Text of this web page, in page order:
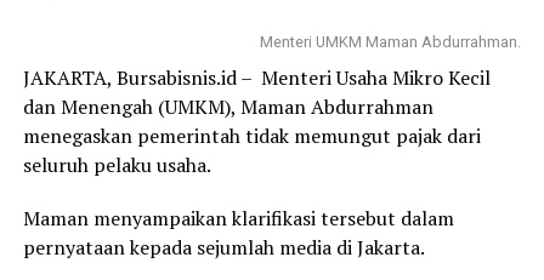
global serta menurunnya permintaan ekspor aspal
Buton.
Kondisi pasar global yang tidak menentu membuat
kontribusi sektor pertambangan terhadap pajak daerah
Iman juga mengungkapkan bahwa kontraksi penerimaan
Menteri UMKM Maman Abdurrahman.
JAKARTA, Bursabisnis.id – Menteri Usaha Mikro Kecil
dan Menengah (UMKM), Maman Abdurrahman
menegaskan pemerintah tidak memungut pajak dari
seluruh pelaku usaha.
Maman menyampaikan klarifikasi tersebut dalam
pernyataan kepada sejumlah media di Jakarta.